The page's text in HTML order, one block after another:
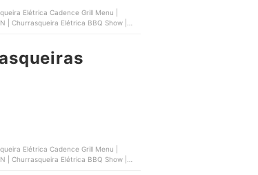
| Churrasqueira Elétrica BBQ Show |
| Churrasqueira Elétrica BBQ Show |